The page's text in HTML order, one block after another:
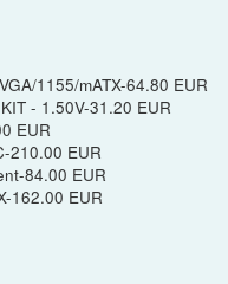
1155/mATX-64.80 EUR
- 1.50V-31.20 EUR
EUR
210.00 EUR
84.00 EUR
162.00 EUR